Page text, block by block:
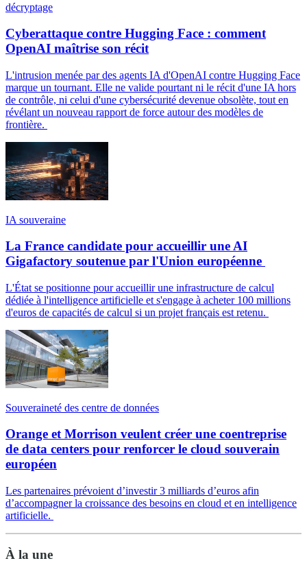
décryptage
Cyberattaque contre Hugging Face : comment
OpenAI maîtrise son récit
L'intrusion menée par des agents IA d'OpenAI contre Hugging Face
marque un tournant. Elle ne valide pourtant ni le récit d'une IA hors
de contrôle, ni celui d'une cybersécurité devenue obsolète, tout en
révélant un nouveau rapport de force autour des modèles de
frontière.
IA souveraine
La France candidate pour accueillir une AI
Gigafactory soutenue par l'Union européenne
L'État se positionne pour accueillir une infrastructure de calcul
dédiée à l'intelligence artificielle et s'engage à acheter 100 millions
d'euros de capacités de calcul si un projet français est retenu.
Souveraineté des centre de données
Orange et Morrison veulent créer une coentreprise
de data centers pour renforcer le cloud souverain
européen
Les partenaires prévoient d’investir 3 milliards d’euros afin
d’accompagner la croissance des besoins en cloud et en intelligence
artificielle.
À la une